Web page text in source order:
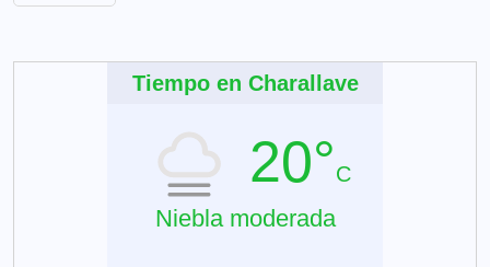
Tiempo en Charallave
20°C
Niebla moderada